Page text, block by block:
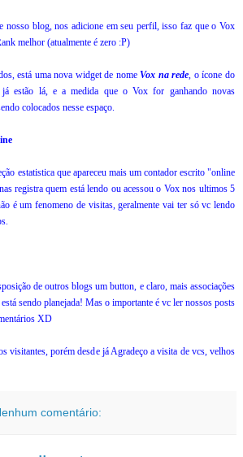
nosso blog, nos adicione em seu perfil, isso faz que o Vox
melhor (atualmente é zero :P)
está uma nova widget de nomeVox na rede , o ícone do
estão lá, e a medida que o Vox for ganhando novas
colocados nesse espaço.
estatistica que apareceu mais um contador escrito "online
registra quem está lendo ou acessou o Vox nos ultimos 5
é um fenomeno de visitas, geralmente vai ter só vc lendo
de outros blogs um button, e claro, mais associações
sendo planejada! Mas o importante é vc ler nossos posts
XD
visitantes, porém desde já Agradeço a visita de vcs, velhos
comentário: